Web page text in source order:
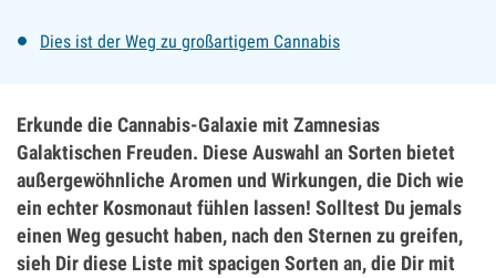
Dies ist der Weg zu großartigem Cannabis
Erkunde die Cannabis-Galaxie mit Zamnesias
Galaktischen Freuden. Diese Auswahl an Sorten bietet
außergewöhnliche Aromen und Wirkungen, die Dich wie
ein echter Kosmonaut fühlen lassen! Solltest Du jemals
einen Weg gesucht haben, nach den Sternen zu greifen,
sieh Dir diese Liste mit spacigen Sorten an, die Dir mit